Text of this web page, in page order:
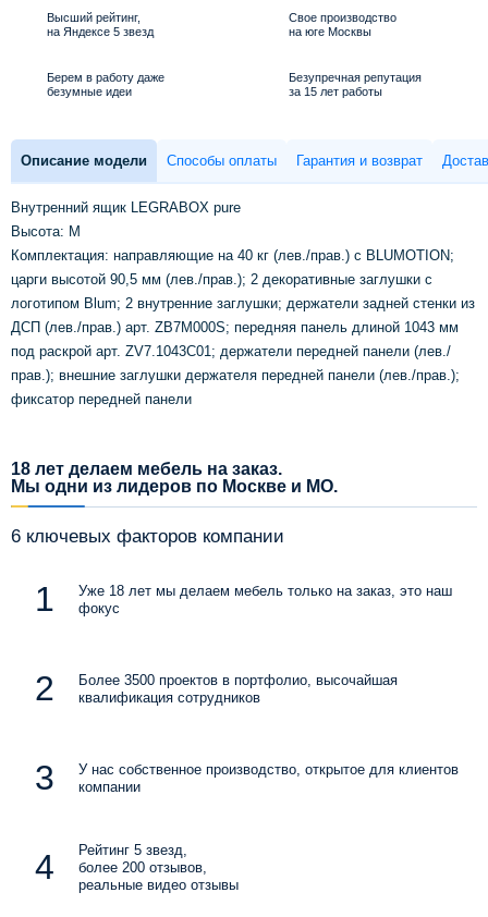
Высший рейтинг,
на Яндексе 5 звезд
Свое производство
на юге Москвы
Берем в работу даже
безумные идеи
Безупречная репутация
за 15 лет работы
Описание модели Способы оплаты Гарантия и возврат
Внутренний ящик LEGRABOX pure
Высота: M
Комплектация: направляющие на 40 кг (лев./прав.) с BLUMOTION;
царги высотой 90,5 мм (лев./прав.); 2 декоративные заглушки с
логотипом Blum; 2 внутренние заглушки; держатели задней стенки из
ДСП (лев./прав.) арт. ZB7M000S; передняя панель длиной 1043 мм
под раскрой арт. ZV7.1043C01; держатели передней панели (лев./
прав.); внешние заглушки держателя передней панели (лев./прав.);
фиксатор передней панели
18 лет делаем мебель на заказ.
Мы одни из лидеров по Москве и МО.
6 ключевых факторов компании
Уже 18 лет мы делаем мебель только на заказ, это наш
фокус
Более 3500 проектов в портфолио, высочайшая
квалификация сотрудников
У нас собственное производство, открытое для клиентов
компании
Рейтинг 5 звезд,
более 200 отзывов,
реальные видео отзывы